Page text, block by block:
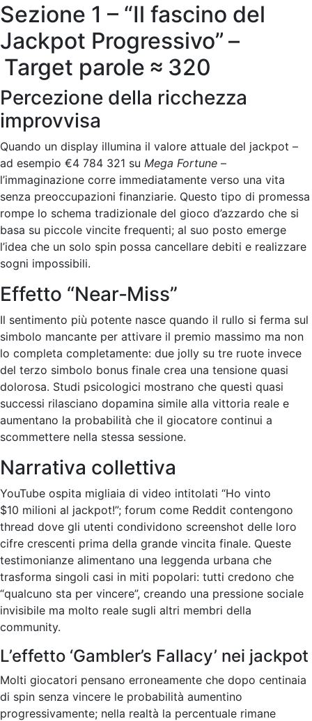
Sezione 1 – “Il fascino del
Jackpot Progressivo” –
Target parole ≈ 320
Percezione della ricchezza
improvvisa
Quando un display illumina il valore attuale del jackpot –
ad esempio €4 784 321 su Mega Fortune –
l’immaginazione corre immediatamente verso una vita
senza preoccupazioni finanziarie. Questo tipo di promessa
rompe lo schema tradizionale del gioco d’azzardo che si
basa su piccole vincite frequenti; al suo posto emerge
l’idea che un solo spin possa cancellare debiti e realizzare
sogni impossibili.
Effetto “Near‑Miss”
Il sentimento più potente nasce quando il rullo si ferma sul
simbolo mancante per attivare il premio massimo ma non
lo completa completamente: due jolly su tre ruote invece
del terzo simbolo bonus finale crea una tensione quasi
dolorosa. Studi psicologici mostrano che questi quasi
successi rilasciano dopamina simile alla vittoria reale e
aumentano la probabilità che il giocatore continui a
scommettere nella stessa sessione.
Narrativa collettiva
YouTube ospita migliaia di video intitolati “Ho vinto
$10 milioni al jackpot!”; forum come Reddit contengono
thread dove gli utenti condividono screenshot delle loro
cifre crescenti prima della grande vincita finale. Queste
testimonianze alimentano una leggenda urbana che
trasforma singoli casi in miti popolari: tutti credono che
“qualcuno sta per vincere”, creando una pressione sociale
invisibile ma molto reale sugli altri membri della
community.
L’effetto ‘Gambler’s Fallacy’ nei jackpot
Molti giocatori pensano erroneamente che dopo centinaia
di spin senza vincere le probabilità aumentino
progressivamente; nella realtà la percentuale rimane